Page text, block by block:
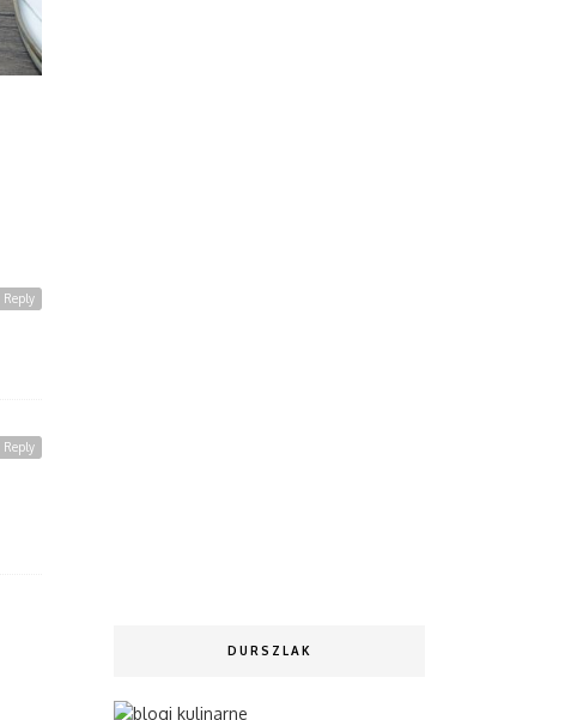
Reply
Reply
DURSZLAK